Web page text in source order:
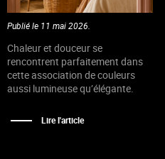
Publié le 11 mai 2026.
Chaleur et douceur se
rencontrent parfaitement dans
cette association de couleurs
aussi lumineuse qu’élégante.
Lire l'article